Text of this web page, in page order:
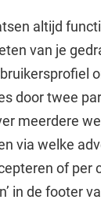
altijd
van je
door twee
meerdere
via welke
of per
in de footer
het VUfonds